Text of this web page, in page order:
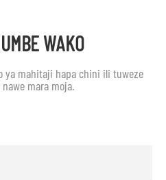
WAKO
ya mahitaji hapa chini ili tuweze
mara moja.